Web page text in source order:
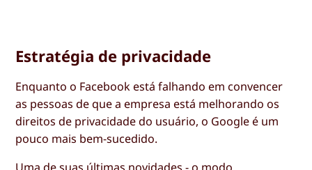
Estratégia de privacidade
Enquanto o Facebook está falhando em convencer
as pessoas de que a empresa está melhorando os
direitos de privacidade do usuário, o Google é um
pouco mais bem-sucedido.